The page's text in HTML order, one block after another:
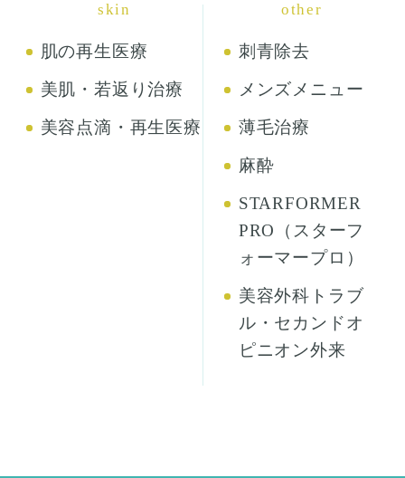
skin
肌の再生医療
美肌・若返り治療
美容点滴・再生医療
other
刺青除去
メンズメニュー
薄毛治療
麻酔
STARFORMER
PRO（スターフ
ォーマープロ）
美容外科トラブ
ル・セカンドオ
ピニオン外来